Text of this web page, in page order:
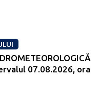
07.08.2026, ora